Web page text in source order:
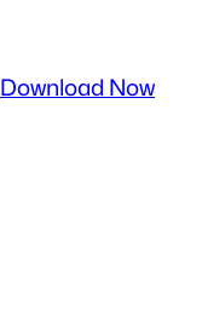
Download Now